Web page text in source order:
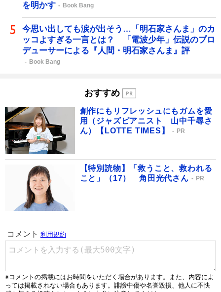
を明かす
Book Bang
今思い出しても涙が出そう…「明石家さんま」のカ
ッコよすぎる一言とは？ 「電波少年」伝説のプロ
デューサーによる『人間・明石家さんま』評
Book Bang
おすすめ
創作にもリフレッシュにもガムを愛
用（ジャズピアニスト 山中千尋さ
ん）【LOTTE TIMES】
PR
【特別読物】「救うこと、救われる
こと」（17） 角田光代さん
PR